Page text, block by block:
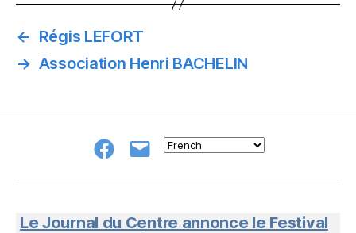
← Régis LEFORT
→ Association Henri BACHELIN
Groupe
NeL
E-
à
Livres
Le Journal du Centre annonce le Festival